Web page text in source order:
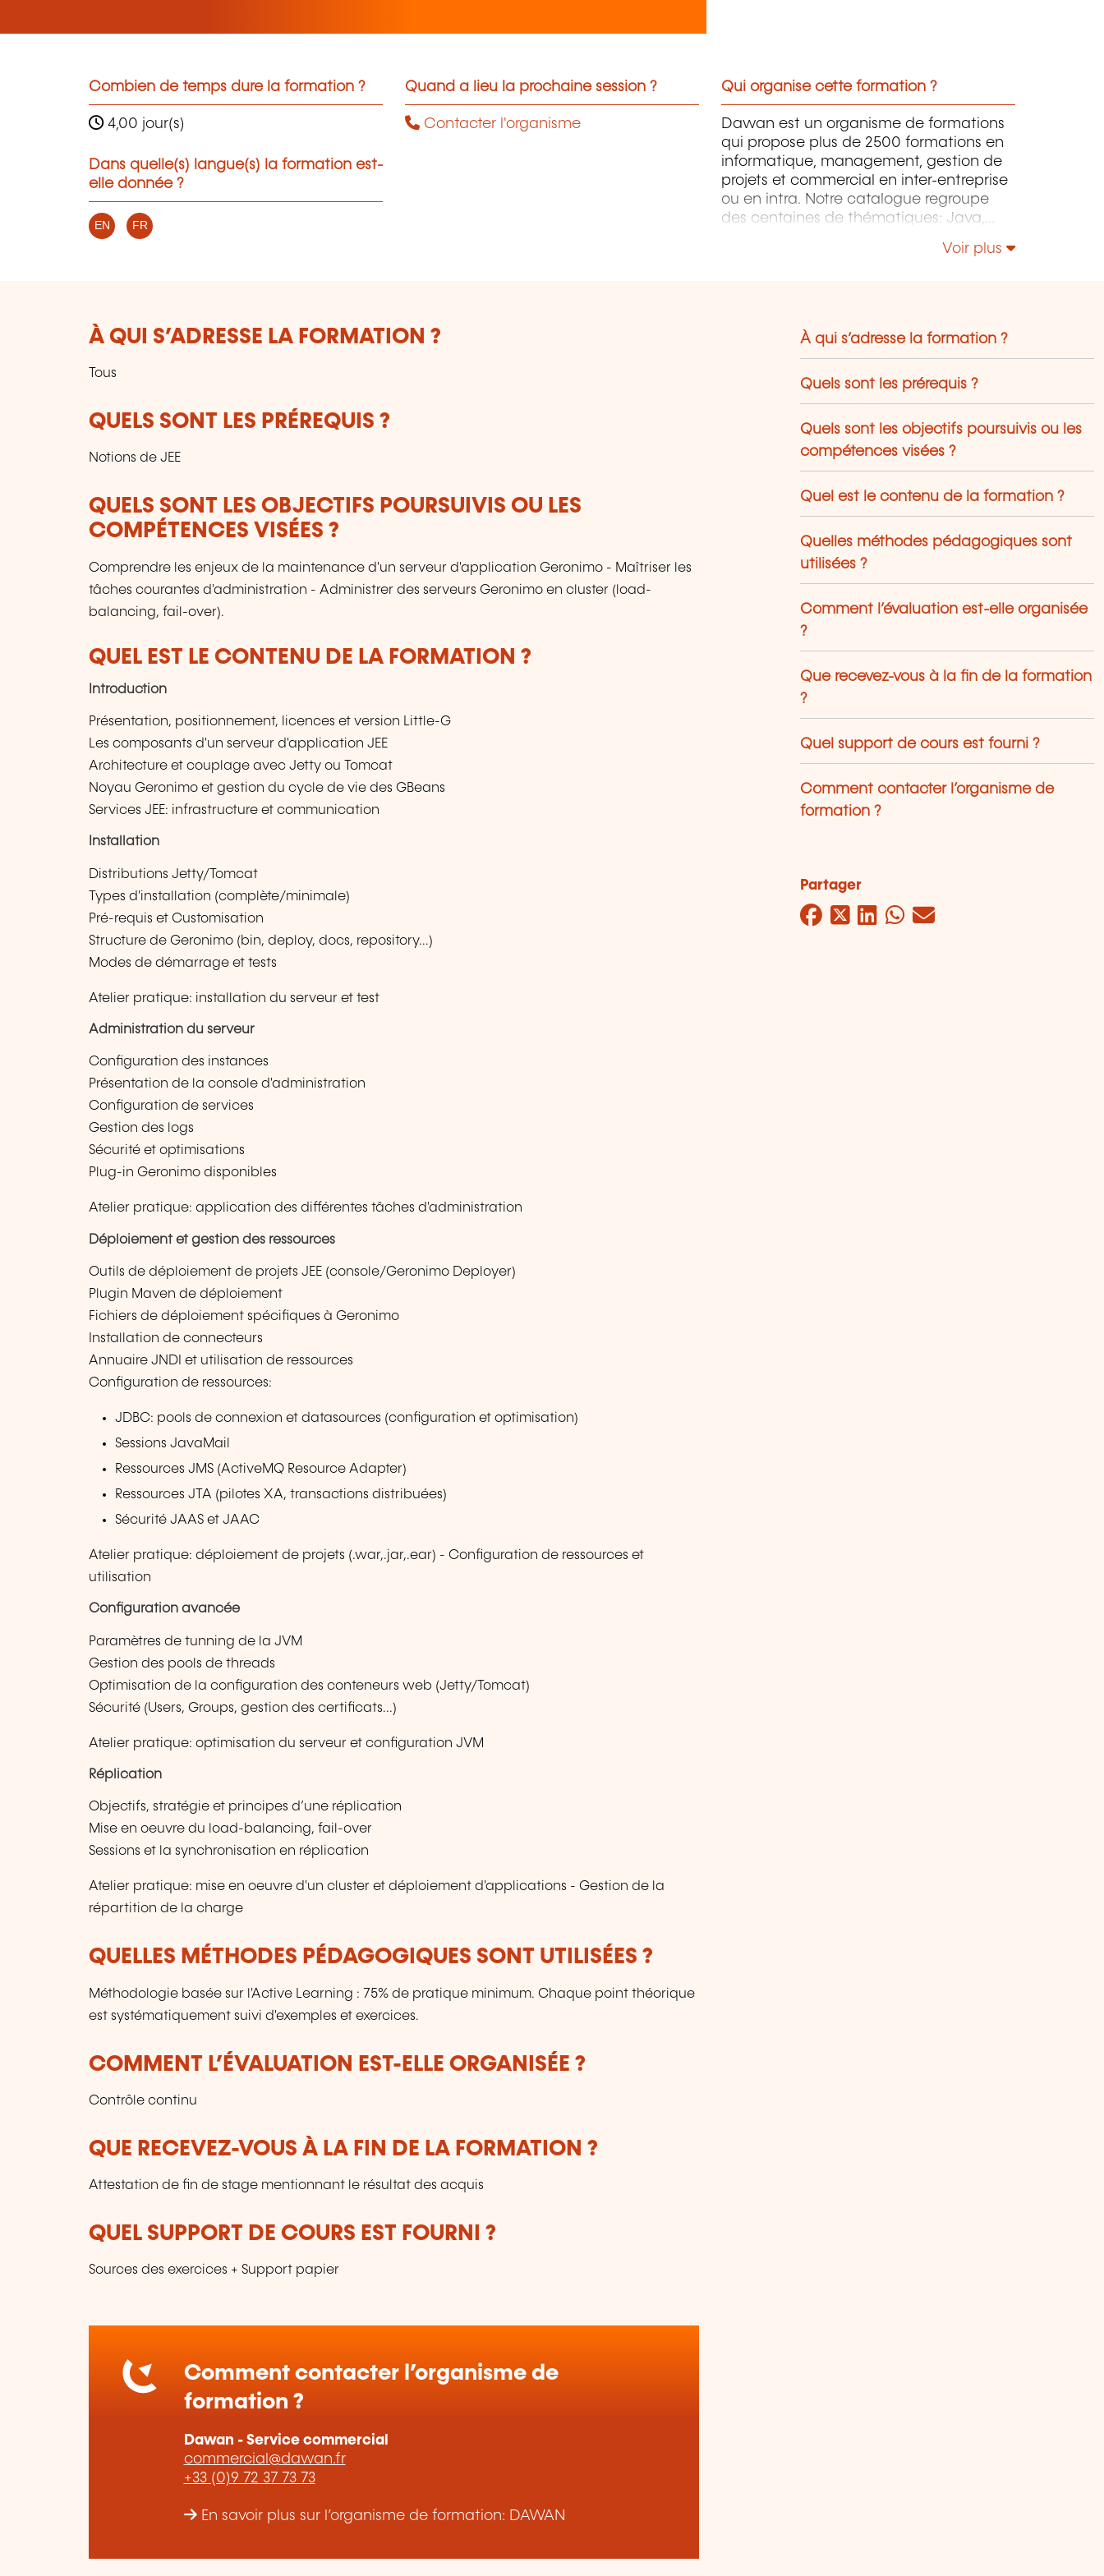
Combien de temps dure la formation ?
4,00 jour(s)
Dans quelle(s) langue(s) la formation est-
elle donnée ?
EN FR
Quand a lieu la prochaine session ?
Contacter l'organisme
Qui organise cette formation ?
Dawan est un organisme de formations
qui propose plus de 2500 formations en
informatique, management, gestion de
projets et commercial en inter-entreprise
ou en intra. Notre catalogue regroupe
des centaines de thématiques: Java,
Windows Server, Vmware, Autocad,
Voir plus
À QUI S’ADRESSE LA FORMATION ?
Tous
QUELS SONT LES PRÉREQUIS ?
Notions de JEE
QUELS SONT LES OBJECTIFS POURSUIVIS OU LES
COMPÉTENCES VISÉES ?
Comprendre les enjeux de la maintenance d'un serveur d'application Geronimo - Maîtriser les
tâches courantes d'administration - Administrer des serveurs Geronimo en cluster (load-
balancing, fail-over).
QUEL EST LE CONTENU DE LA FORMATION ?
Introduction
Présentation, positionnement, licences et version Little-G
Les composants d'un serveur d'application JEE
Architecture et couplage avec Jetty ou Tomcat
Noyau Geronimo et gestion du cycle de vie des GBeans
Services JEE: infrastructure et communication
Installation
Distributions Jetty/Tomcat
Types d'installation (complète/minimale)
Pré-requis et Customisation
Structure de Geronimo (bin, deploy, docs, repository...)
Modes de démarrage et tests
Atelier pratique: installation du serveur et test
Administration du serveur
Configuration des instances
Présentation de la console d'administration
Configuration de services
Gestion des logs
Sécurité et optimisations
Plug-in Geronimo disponibles
Atelier pratique: application des différentes tâches d'administration
Déploiement et gestion des ressources
Outils de déploiement de projets JEE (console/Geronimo Deployer)
Plugin Maven de déploiement
Fichiers de déploiement spécifiques à Geronimo
Installation de connecteurs
Annuaire JNDI et utilisation de ressources
Configuration de ressources:
JDBC: pools de connexion et datasources (configuration et optimisation)
Sessions JavaMail
Ressources JMS (ActiveMQ Resource Adapter)
Ressources JTA (pilotes XA, transactions distribuées)
Sécurité JAAS et JAAC
Atelier pratique: déploiement de projets (.war,.jar,.ear) - Configuration de ressources et
utilisation
Configuration avancée
Paramètres de tunning de la JVM
Gestion des pools de threads
Optimisation de la configuration des conteneurs web (Jetty/Tomcat)
Sécurité (Users, Groups, gestion des certificats...)
Atelier pratique: optimisation du serveur et configuration JVM
Réplication
Objectifs, stratégie et principes d’une réplication
Mise en oeuvre du load-balancing, fail-over
Sessions et la synchronisation en réplication
Atelier pratique: mise en oeuvre d'un cluster et déploiement d'applications - Gestion de la
répartition de la charge
QUELLES MÉTHODES PÉDAGOGIQUES SONT UTILISÉES ?
Méthodologie basée sur l'Active Learning : 75% de pratique minimum. Chaque point théorique
est systématiquement suivi d'exemples et exercices.
COMMENT L’ÉVALUATION EST-ELLE ORGANISÉE ?
Contrôle continu
QUE RECEVEZ-VOUS À LA FIN DE LA FORMATION ?
Attestation de fin de stage mentionnant le résultat des acquis
QUEL SUPPORT DE COURS EST FOURNI ?
Sources des exercices + Support papier
Comment contacter l’organisme de
formation ?
Dawan - Service commercial
commercial@dawan.fr
+33 (0)9 72 37 73 73
En savoir plus sur l’organisme de formation: DAWAN
À qui s’adresse la formation ?
Quels sont les prérequis ?
Quels sont les objectifs poursuivis ou les
compétences visées ?
Quel est le contenu de la formation ?
Quelles méthodes pédagogiques sont
utilisées ?
Comment l’évaluation est-elle organisée
?
Que recevez-vous à la fin de la formation
?
Quel support de cours est fourni ?
Comment contacter l’organisme de
formation ?
Partager
Facebook
Twitter
LinkedIn
WhatsApp
Mail